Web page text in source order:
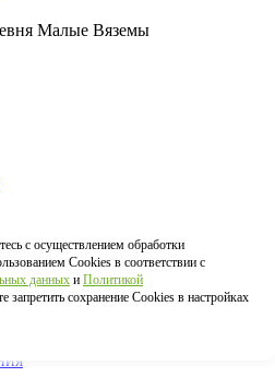
Малые Вяземы
с осуществлением обработки
Cookies в соответствии с
данных и Политикой
запретить сохранение Cookies в настройках